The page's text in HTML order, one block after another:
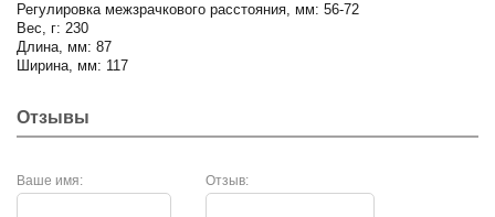
Регулировка межзрачкового расстояния, мм: 56-72
Вес, г: 230
Длина, мм: 87
Ширина, мм: 117
Отзывы
Ваше имя: Отзыв: